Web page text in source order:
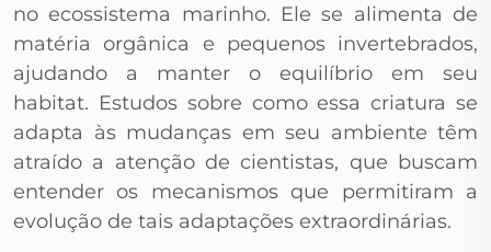
no ecossistema marinho. Ele se alimenta de
matéria orgânica e pequenos invertebrados,
ajudando a manter o equilíbrio em seu
habitat. Estudos sobre como essa criatura se
adapta às mudanças em seu ambiente têm
atraído a atenção de cientistas, que buscam
entender os mecanismos que permitiram a
evolução de tais adaptações extraordinárias.